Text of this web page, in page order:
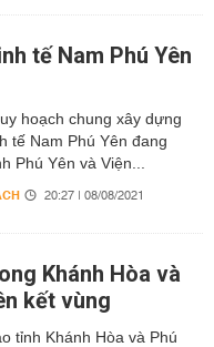
tế Nam Phú Yên
hoạch chung xây dựng
tế Nam Phú Yên đang
Phú Yên và Viện...
20:27 | 08/08/2021
Khánh Hòa và
kết vùng
tỉnh Khánh Hòa và Phú